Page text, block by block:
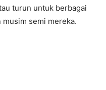
turun untuk berbagai
semi mereka.